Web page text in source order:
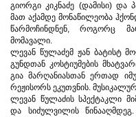
გიორგი კიკნაძე (დამისი) და
მათ აქამდე მონაწილეობა
წარმოჩინდნენ, როგორც
მომავალი.
ლევან წულაძემ ჟან ბატისტ
გუნდთან კოსტიუმების
გია მარღანიასთან ერთად
რეჟისორს ეკუთვნის.
ლევან წულაძის სპექტაკლი
და სიძულვილის